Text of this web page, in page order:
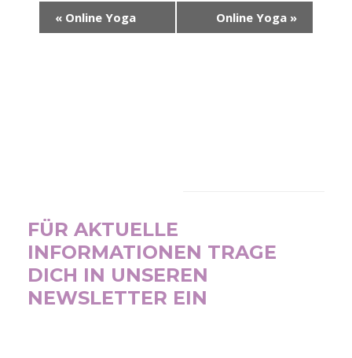
Veranstaltung-
Navigation
« Online Yoga Online Yoga »
FÜR AKTUELLE
INFORMATIONEN TRAGE
DICH IN UNSEREN
NEWSLETTER EIN